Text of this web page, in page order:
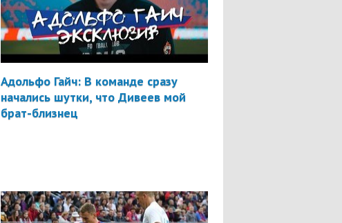
Адольфо Гайч: В команде сразу
начались шутки, что Дивеев мой
брат-близнец